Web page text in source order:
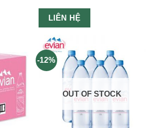
LIÊN HỆ
-12%
OUT OF STOCK